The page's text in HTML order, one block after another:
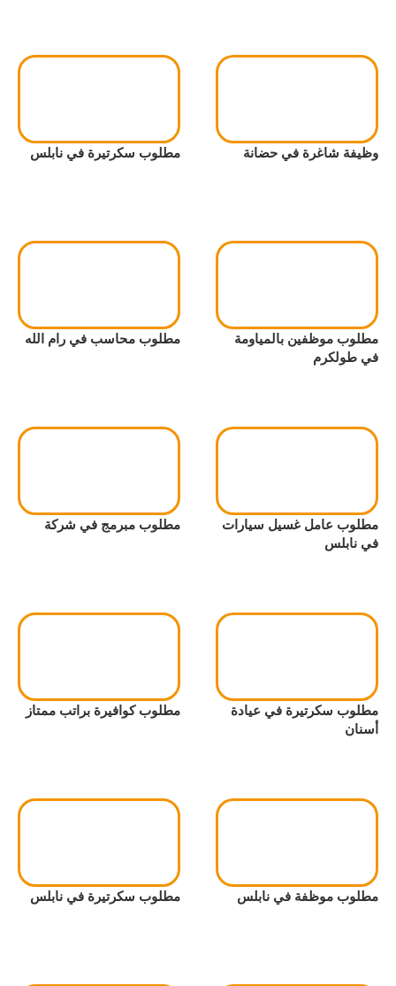
وظيفة شاغرة في حضانة مطلوب سكرتيرة في نابلس
مطلوب موظفين بالمياومة
في طولكرم
مطلوب محاسب في رام الله
مطلوب عامل غسيل سيارات
في نابلس
مطلوب مبرمج في شركة
مطلوب سكرتيرة في عيادة
أسنان
مطلوب كوافيرة براتب ممتاز
مطلوب موظفة في نابلس مطلوب سكرتيرة في نابلس